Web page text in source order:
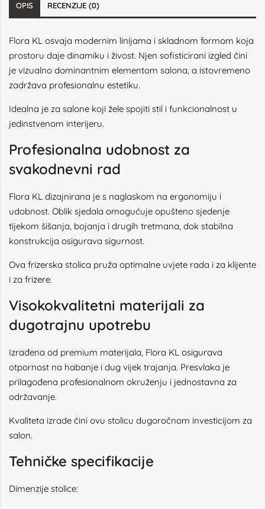
OPIS RECENZIJE (0)
Flora KL osvaja modernim linijama i skladnom formom koja
prostoru daje dinamiku i živost. Njen sofisticirani izgled čini
je vizualno dominantnim elementom salona, a istovremeno
zadržava profesionalnu estetiku.
Idealna je za salone koji žele spojiti stil i funkcionalnost u
jedinstvenom interijeru.
Profesionalna udobnost za
svakodnevni rad
Flora KL dizajnirana je s naglaskom na ergonomiju i
udobnost. Oblik sjedala omogućuje opušteno sjedenje
tijekom šišanja, bojanja i drugih tretmana, dok stabilna
konstrukcija osigurava sigurnost.
Ova frizerska stolica pruža optimalne uvjete rada i za klijente
i za frizere.
Visokokvalitetni materijali za
dugotrajnu upotrebu
Izrađena od premium materijala, Flora KL osigurava
otpornost na habanje i dug vijek trajanja. Presvlaka je
prilagođena profesionalnom okruženju i jednostavna za
održavanje.
Kvaliteta izrade čini ovu stolicu dugoročnom investicijom za
salon.
Tehničke specifikacije
Dimenzije stolice: